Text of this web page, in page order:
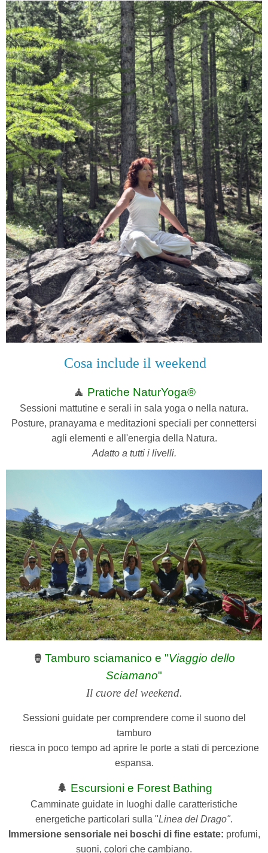
Cosa include il weekend
🧘 Pratiche NaturYoga®
Sessioni mattutine e serali in sala yoga o nella natura.
Posture, pranayama e meditazioni speciali per connettersi
agli elementi e all'energia della Natura.
Adatto a tutti i livelli.
🪘 Tamburo sciamanico e "Viaggio dello
Sciamano"
Il cuore del weekend.
Sessioni guidate per comprendere come il suono del
tamburo
riesca in poco tempo ad aprire le porte a stati di percezione
espansa.
🌲 Escursioni e Forest Bathing
Camminate guidate in luoghi dalle caratteristiche
energetiche particolari sulla "Linea del Drago".
Immersione sensoriale nei boschi di fine estate: profumi,
suoni, colori che cambiano.